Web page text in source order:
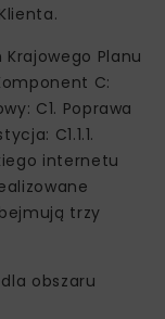
Planu
C:
C1. Poprawa
C1.1.1.
internetu
trzy
dla obszaru